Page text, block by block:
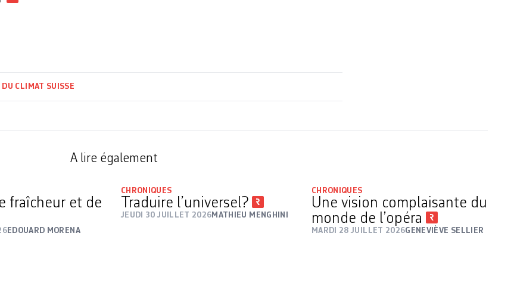
DU CLIMAT SUISSE
A lire également
fraîcheur et de
EDOUARD MORENA
CHRONIQUES
Traduire l’universel?
JEUDI 30 JUILLET 2026 MATHIEU MENGHINI
CHRONIQUES
Une vision complaisante du
monde de l’opéra
MARDI 28 JUILLET 2026GENEVIÈVE SELLIER